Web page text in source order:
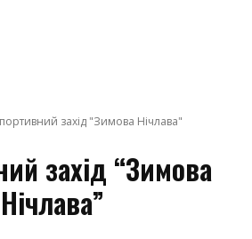
захід "Зимова Нічлава"
захід “Зимова
Нічлава”